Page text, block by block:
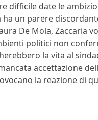
difficile date le
ha un parere
De Mola, Zaccaria
politici non
la vita al
accettazione
la reazione di